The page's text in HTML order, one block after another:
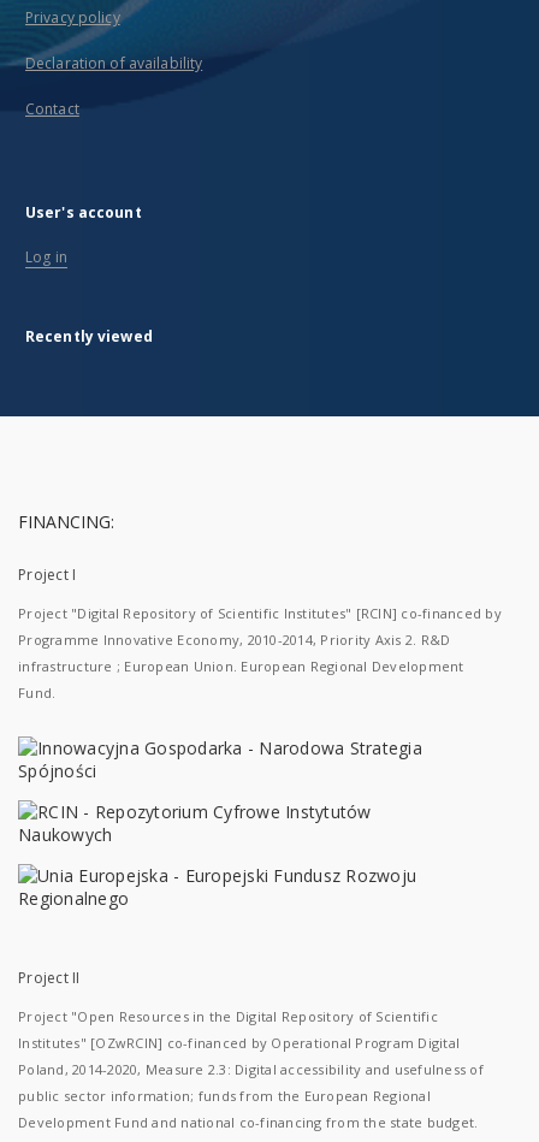
Privacy policy
Declaration of availability
Contact
User's account
Log in
Recently viewed
FINANCING:
Project I
Project "Digital Repository of Scientific Institutes" [RCIN] co-financed by
Programme Innovative Economy, 2010-2014, Priority Axis 2. R&D
infrastructure ; European Union. European Regional Development
Fund.
Project II
Project "Open Resources in the Digital Repository of Scientific
Institutes" [OZwRCIN] co-financed by Operational Program Digital
Poland, 2014-2020, Measure 2.3: Digital accessibility and usefulness of
public sector information; funds from the European Regional
Development Fund and national co-financing from the state budget.